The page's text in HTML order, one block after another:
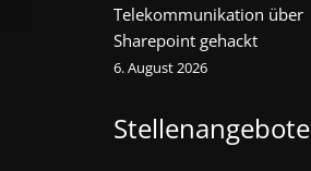
Telekommunikation über
Sharepoint gehackt
6. August 2026
Stellenangebote